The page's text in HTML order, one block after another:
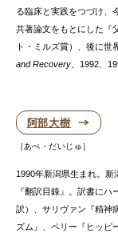
る臨床と実践をつづけ、
共著論文をもとにした『
ト・ミルズ賞）、後に世
and Recovery、1992、
阿部大樹
あべ・だいじゅ
1990年新潟県生まれ。新
『翻訳目錄』。訳書に
訳）、サリヴァン『精神
ズム』、ペリー『ヒッピ